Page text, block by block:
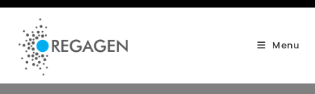
Skip
content
Menu